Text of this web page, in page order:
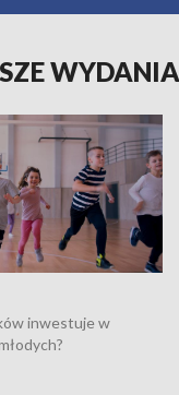
inwestuje w